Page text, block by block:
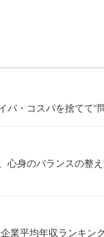
・コスパを捨てて“問
心身のバランスの整
業平均年収ランキン